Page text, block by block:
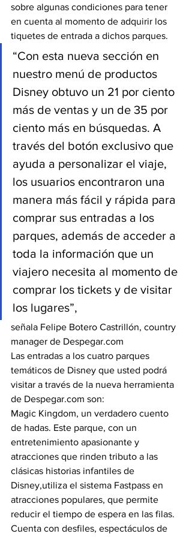
sobre algunas condiciones para tener
en cuenta al momento de adquirir los
tiquetes de entrada a dichos parques.
“Con esta nueva sección en
nuestro menú de productos
Disney obtuvo un 21 por ciento
más de ventas y un de 35 por
ciento más en búsquedas. A
través del botón exclusivo que
ayuda a personalizar el viaje,
los usuarios encontraron una
manera más fácil y rápida para
comprar sus entradas a los
parques, además de acceder a
toda la información que un
viajero necesita al momento de
comprar los tickets y de visitar
los lugares”,
señala Felipe Botero Castrillón, country
manager de Despegar.com
Las entradas a los cuatro parques
temáticos de Disney que usted podrá
visitar a través de la nueva herramienta
de Despegar.com son:
Magic Kingdom, un verdadero cuento
de hadas. Este parque, con un
entretenimiento apasionante y
atracciones que rinden tributo a las
clásicas historias infantiles de
Disney,utiliza el sistema Fastpass en
atracciones populares, que permite
reducir el tiempo de espera en las filas.
Cuenta con desfiles, espectáculos de